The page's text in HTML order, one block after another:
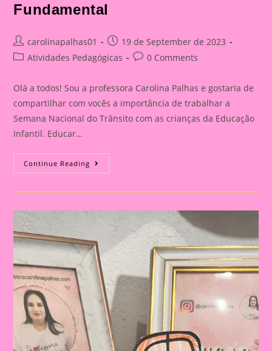
Fundamental
Post
author:
carolinapalhas01
Post
published:
19 de September de 2023
PostAtividades Pedagógicas
Post0 Comments
Olá a todos! Sou a professora Carolina Palhas e gostaria de
compartilhar com vocês a importância de trabalhar a
Semana Nacional do Trânsito com as crianças da Educação
Infantil. Educar…
Continue Reading Carro
3D|Atividade
Nacional
Do
Trânsito|Despertando
A
Consciência
No
Trânsito:
Educação
Infantil
Ensino
Fundamental